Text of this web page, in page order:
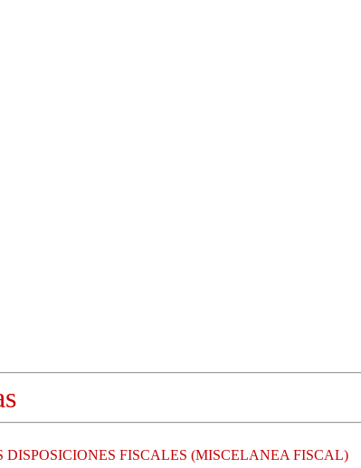
FISCALES (MISCELANEA FISCAL)